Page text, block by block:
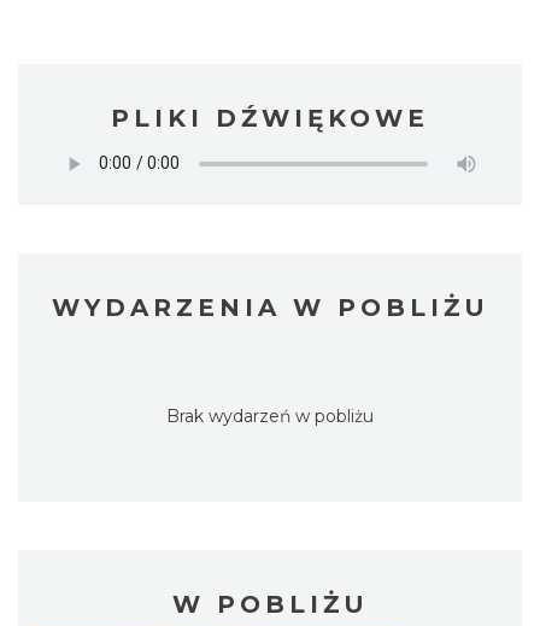
PLIKI DŹWIĘKOWE
WYDARZENIA W POBLIŻU
Brak wydarzeń w pobliżu
W POBLIŻU